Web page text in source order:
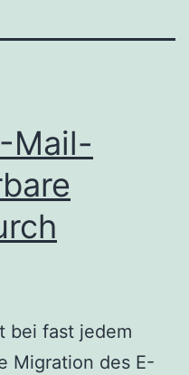
Mail-
bei fast jedem
Migration des E-